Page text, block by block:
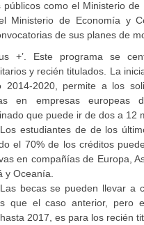
públicos como el Ministerio de
Ministerio de Economía y
de sus planes de
+’. Este programa se
y recién titulados. La
2014-2020, permite a los
en empresas europeas
que puede ir de dos a 12
Los estudiantes de de los
el 70% de los créditos
en compañías de Europa,
y Oceanía.
Las becas se pueden llevar a
que el caso anterior, pero
2017, es para los recién